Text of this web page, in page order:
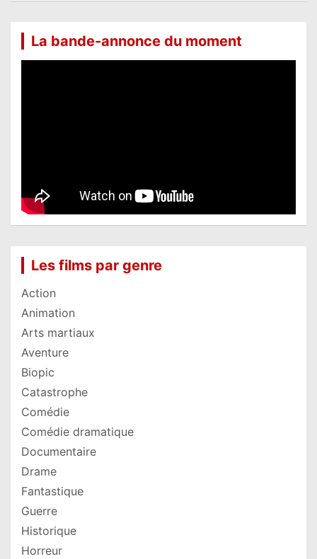
La bande-annonce du moment
Les films par genre
Action
Animation
Arts martiaux
Aventure
Biopic
Catastrophe
Comédie
Comédie dramatique
Documentaire
Drame
Fantastique
Guerre
Historique
Horreur